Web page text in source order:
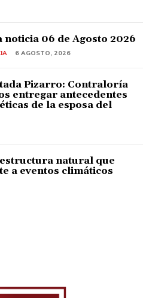
noticia 06 de Agosto 2026
6 AGOSTO, 2026
Pizarro: Contraloría
entregar antecedentes
de la esposa del
natural que
a eventos climáticos